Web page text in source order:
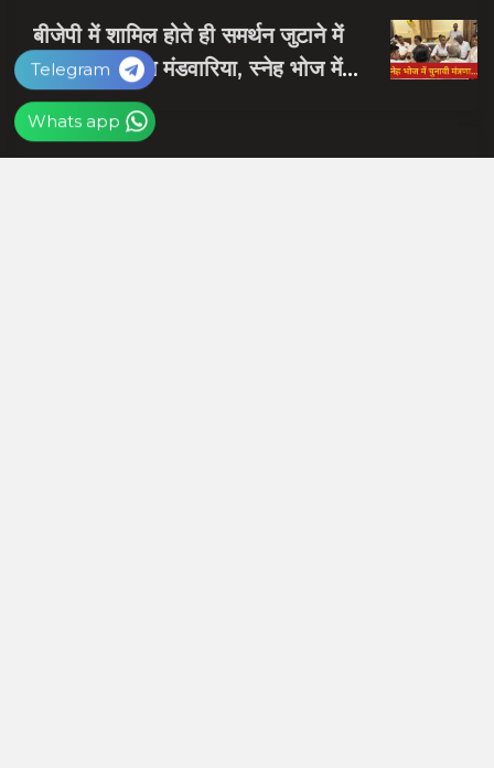
बीजेपी में शामिल होते ही समर्थन जुटाने में
व्यस्त हुए दलपत मंडवारिया, स्नेह भोज में
पकी चुनावी खिचड...
Telegram
Whats app